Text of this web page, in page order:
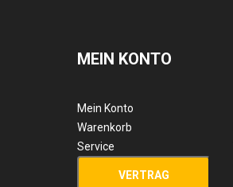
MEIN KONTO
Mein Konto
Warenkorb
Service
VERTRAG